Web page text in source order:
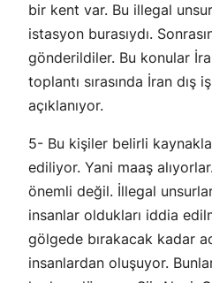
bir kent var. Bu illegal
istasyon burasıydı.
gönderildiler. Bu konular
toplantı sırasında İran dış
açıklanıyor.
5- Bu kişiler belirli
ediliyor. Yani maaş
önemli değil. İllegal
insanlar oldukları iddia
gölgede bırakacak kadar
insanlardan oluşuyor.